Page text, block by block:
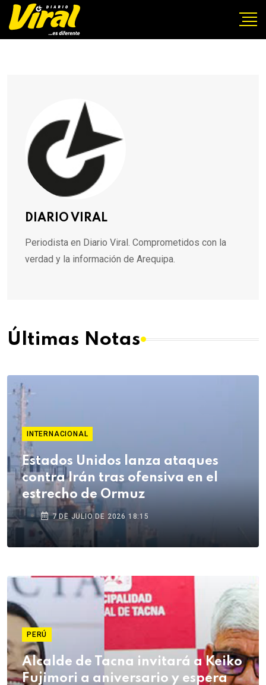
DIARIO VIRAL
Periodista en Diario Viral. Comprometidos con la
verdad y la información de Arequipa.
Últimas Notas
INTERNACIONAL
Estados Unidos lanza ataques
contra Irán tras ofensiva en el
estrecho de Ormuz
7 DE JULIO DE 2026 18:15
PERÚ
Alcalde de Tacna invitará a Keiko
Fujimori a aniversario y espera